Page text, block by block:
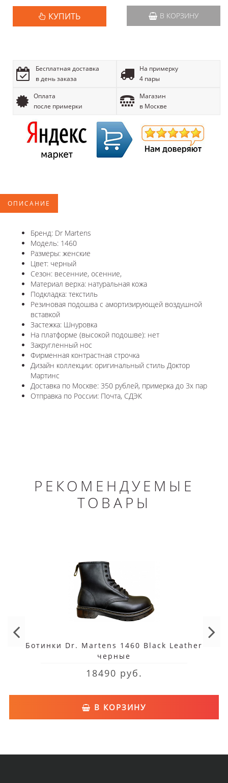
КУПИТЬ В КОРЗИНУ
Бесплатная доставка
в день заказа
На примерку
4 пары
Оплата
после примерки
Магазин
в Москве
ОПИСАНИЕ
Бренд: Dr Martens
Модель: 1460
Размеры: женские
Цвет: черный
Сезон: весенние, осенние,
Материал верха: натуральная кожа
Подкладка: текстиль
Резиновая подошва с амортизирующей воздушной
вставкой
Застежка: Шнуровка
На платформе (высокой подошве): нет
Закругленный нос
Фирменная контрастная строчка
Дизайн коллекции: оригинальный стиль Доктор
Мартинс
Доставка по Москве: 350 рублей, примерка до 3х пар
Отправка по России: Почта, СДЭК
РЕКОМЕНДУЕМЫЕ
ТОВАРЫ
Ботинки Dr. Martens 1460 Black Leather
черные
18490 руб.
В КОРЗИНУ